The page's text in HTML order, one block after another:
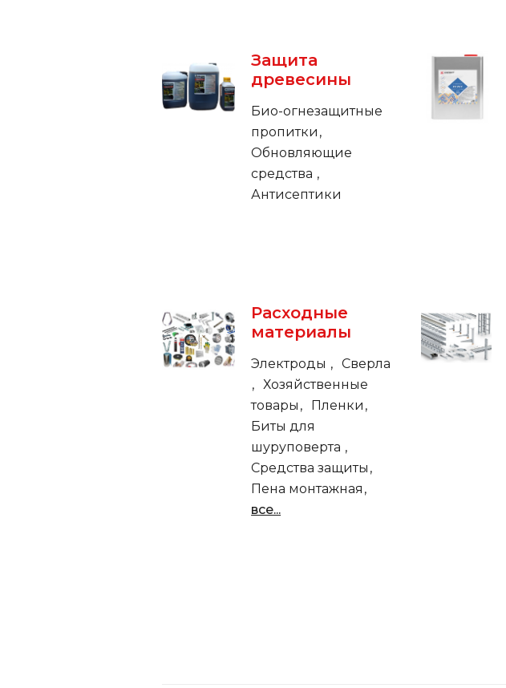
Защита
древесины
Био-огнезащитные
пропитки
Обновляющие
средства
Антисептики
Расходные
материалы
Электроды
Сверла
Хозяйственные
товары
Пленки
Биты для
шуруповерта
Средства защиты
Пена монтажная
все...